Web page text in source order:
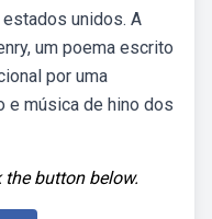
unidos. A
um poema escrito
por uma
e música de hino dos
button below.